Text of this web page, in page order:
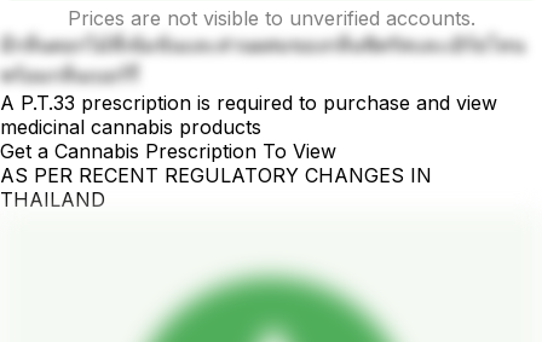
Prices are not visible to unverified accounts.
มีกลิ่นดอกไม้ที่เข้มข้นและส่วนผสมของกลิ่นซิตรัสและเอิร์ธโทน
พร้อมกลิ่นเบอร์รี่
A P.T.33 prescription is required to purchase and view
medicinal cannabis products
Get a Cannabis Prescription To View
AS PER RECENT REGULATORY CHANGES IN
THAILAND